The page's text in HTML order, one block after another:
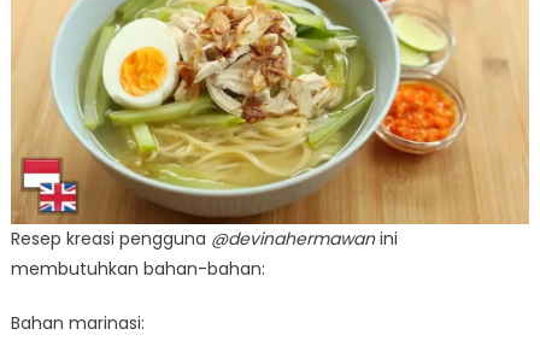
Resep kreasi pengguna @devinahermawanini
membutuhkan bahan-bahan:
Bahan marinasi: